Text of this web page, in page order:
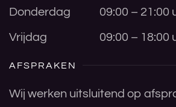
Donderdag 09:00 – 21:00
Vrijdag 09:00 – 18:00
AFSPRAKEN
Wij werken uitsluitend op